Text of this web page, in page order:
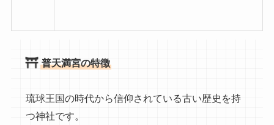
普天満宮の特徴
琉球王国の時代から信仰されている古い歴史を持
つ神社です。